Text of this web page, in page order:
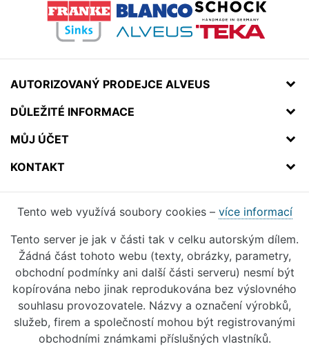
AUTORIZOVANÝ PRODEJCE ALVEUS
DŮLEŽITÉ INFORMACE
MŮJ ÚČET
KONTAKT
Tento web využívá soubory cookies – více informací
Tento server je jak v části tak v celku autorským dílem.
Žádná část tohoto webu (texty, obrázky, parametry,
obchodní podmínky ani další části serveru) nesmí být
kopírována nebo jinak reprodukována bez výslovného
souhlasu provozovatele. Názvy a označení výrobků,
služeb, firem a společností mohou být registrovanými
obchodními známkami příslušných vlastníků.